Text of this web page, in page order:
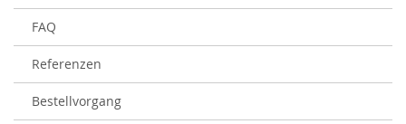
FAQ
Referenzen
Bestellvorgang